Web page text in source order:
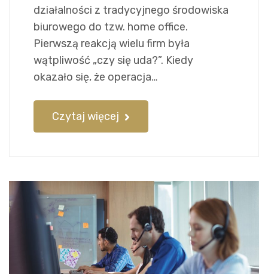
działalności z tradycyjnego środowiska
biurowego do tzw. home office.
Pierwszą reakcją wielu firm była
wątpliwość „czy się uda?”. Kiedy
okazało się, że operacja…
Czytaj więcej